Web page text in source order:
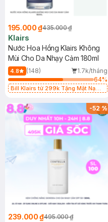
195.000 ₫435.000 ₫
Klairs
Nước Hoa Hồng Klairs Không
Mùi Cho Da Nhạy Cảm 180ml
4.8 (148)
1.7k/tháng
64%
Bill Klairs từ 299k Tặng Mặt Nạ
25ml (SL Có Hạn)
-52%
239.000 ₫495.000 ₫